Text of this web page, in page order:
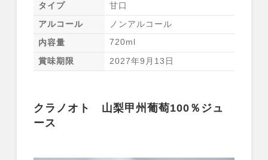
タイプ 甘口
アルコール ノンアルコール
内容量 720ml
賞味期限 2027年9月13日
クラノオト 山梨甲州葡萄100％ジュ
ース